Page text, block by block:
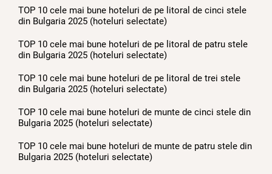
TOP 10 cele mai bune hoteluri de pe litoral de cinci stele
din Bulgaria 2025 (hoteluri selectate)
TOP 10 cele mai bune hoteluri de pe litoral de patru stele
din Bulgaria 2025 (hoteluri selectate)
TOP 10 cele mai bune hoteluri de pe litoral de trei stele
din Bulgaria 2025 (hoteluri selectate)
TOP 10 cele mai bune hoteluri de munte de cinci stele din
Bulgaria 2025 (hoteluri selectate)
TOP 10 cele mai bune hoteluri de munte de patru stele din
Bulgaria 2025 (hoteluri selectate)